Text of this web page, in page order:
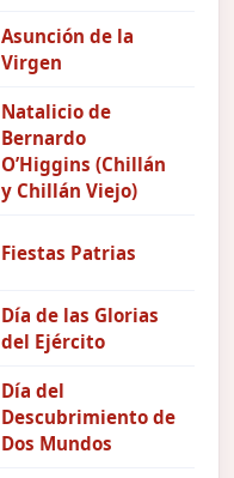
Asunción de la
Virgen
Natalicio de
Bernardo
O’Higgins (Chillán
y Chillán Viejo)
Fiestas Patrias
Día de las Glorias
del Ejército
Día del
Descubrimiento de
Dos Mundos